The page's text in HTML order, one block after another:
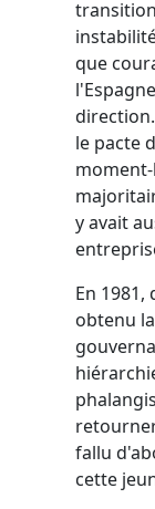
que
le pacte
y avait
En 1981,
obtenu
fallu
cette